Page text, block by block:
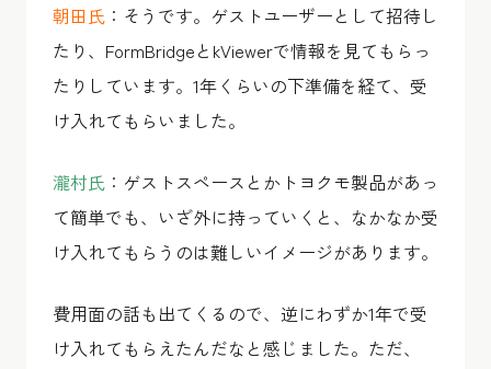
朝田氏 ：そうです。ゲストユーザーとして招待し
たり、FormBridgeとkViewerで情報を見てもらっ
たりしています。1年くらいの下準備を経て、受
け入れてもらいました。
瀧村氏 ：ゲストスペースとかトヨクモ製品があっ
て簡単でも、いざ外に持っていくと、なかなか受
け入れてもらうのは難しいイメージがあります。
費用面の話も出てくるので、逆にわずか1年で受
け入れてもらえたんだなと感じました。ただ、